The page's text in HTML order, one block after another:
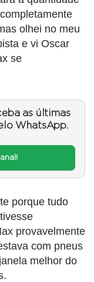
olhei no meu
e vi Oscar
se
as últimas
WhatsApp.
porque tudo
provavelmente
com pneus
melhor do